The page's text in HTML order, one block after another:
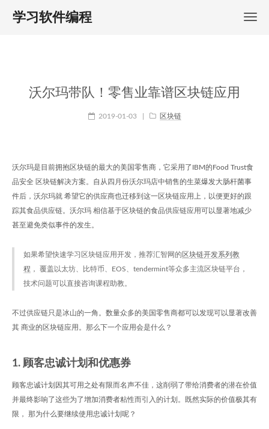
学习软件编程
沃尔玛带队！零售业靠谱区块链应用
2019-01-03 区块链
沃尔玛是目前拥抱区块链的最大的美国零售商，它采用了IBM的Food Trust食
品安全 区块链解决方案。自从四月份沃尔玛店中销售的生菜爆发大肠杆菌事
件后，沃尔玛就 希望它的供应商也迁移到这一区块链应用上，以便更好的跟
踪其食品供应链。沃尔玛 相信基于区块链的食品供应链应用可以显著地减少
甚至避免类似事件的发生。
如果希望快速学习区块链应用开发，推荐汇智网的 区块链开发系列教
程 ， 覆盖以太坊、比特币、EOS、tendermint等众多主流区块链平台，
技术问题可以直接咨询课程助教。
不过供应链只是冰山的一角。数量众多的美国零售商都可以发现可以显著改善
其 商业的区块链应用。那么下一个应用会是什么？
1. 顾客忠诚计划和优惠券
顾客忠诚计划因其可用之处有限而名声不佳，这削弱了带给消费者的潜在价值
并最终影响了这些为了增加消费者粘性而引入的计划。既然实际的价值极其有
限， 那为什么要继续使用忠诚计划呢？